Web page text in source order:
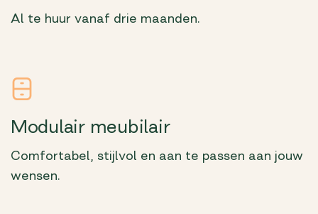
Al te huur vanaf drie maanden.
Modulair meubilair
Comfortabel, stijlvol en aan te passen aan jouw
wensen.